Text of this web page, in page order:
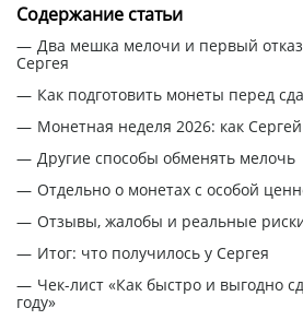
Содержание статьи
Два мешка мелочи и первый
Сергея
Как подготовить монеты перед
Монетная неделя 2026: как
Другие способы обменять мелочь
Отдельно о монетах с особой
Отзывы, жалобы и реальные
Итог: что получилось у Сергея
Чек-лист «Как быстро и выгодно
году»